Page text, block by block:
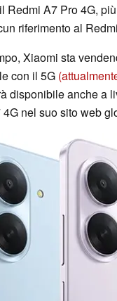
Redmi A7 Pro 4G,
riferimento al
Xiaomi sta
con il 5G
disponibile anche a
nel suo sito web